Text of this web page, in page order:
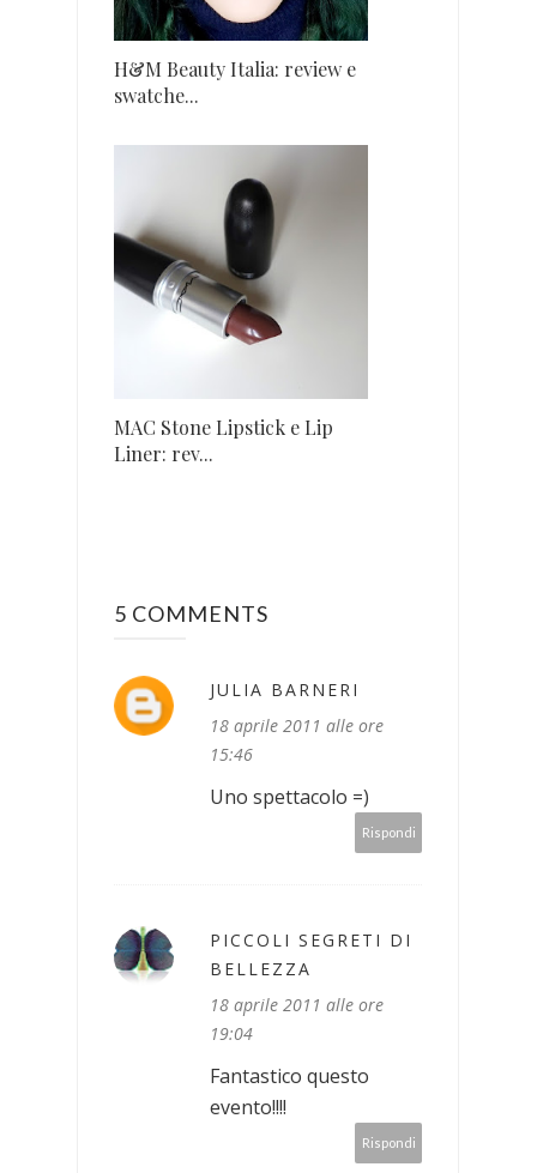
H&M Beauty Italia: review e
swatche...
MAC Stone Lipstick e Lip
Liner: rev...
5 COMMENTS
JULIA BARNERI
18 aprile 2011 alle ore
15:46
Uno spettacolo =)
Rispondi
PICCOLI SEGRETI DI
BELLEZZA
18 aprile 2011 alle ore
19:04
Fantastico questo
evento!!!!
Rispondi